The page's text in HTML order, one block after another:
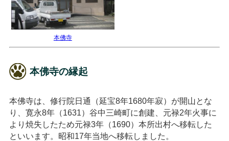
本佛寺
本佛寺の縁起
本佛寺は、修行院日通（延宝8年1680年寂）が開山とな
り、寛永8年（1631）谷中三崎町に創建、元禄2年火事に
より焼失したため元禄3年（1690）本所出村へ移転した
といいます。昭和17年当地へ移転しました。